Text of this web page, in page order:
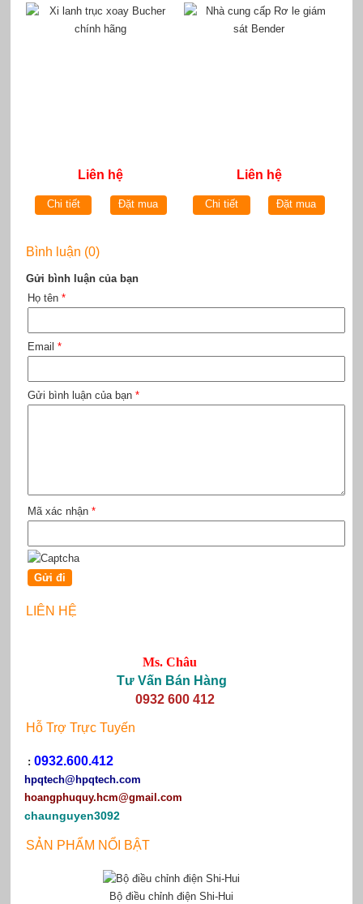
Liên hệ
Chi tiết Đặt mua
Liên hệ
Chi tiết Đặt mua
Bình luận (0)
Gửi bình luận của bạn
Họ tên *
Email *
Gửi bình luận của bạn *
Mã xác nhận *
LIÊN HỆ
Ms. Châu
Tư Vấn Bán Hàng
0932 600 412
Hỗ Trợ Trực Tuyến
: 0932.600.412
hpqtech@hpqtech.com
hoangphuquy.hcm@gmail.com
chaunguyen3092
SẢN PHẨM NỔI BẬT
Bộ điều chỉnh điện Shi-Hui